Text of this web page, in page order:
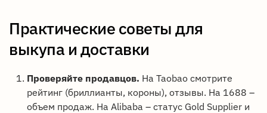
Практические советы для
выкупа и доставки
Проверяйте продавцов. На Taobao смотрите
рейтинг (бриллианты, короны), отзывы. На 1688 –
объем продаж. На Alibaba – статус Gold Supplier и